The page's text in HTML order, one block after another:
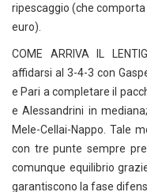
ripescaggio (che
euro).
COME ARRIVA IL
affidarsi al 3-4-3 con
e Pari a completare il
e Alessandrini in
Mele-Cellai-Nappo. Tale
con tre punte sempre
comunque equilibrio
garantiscono la fase